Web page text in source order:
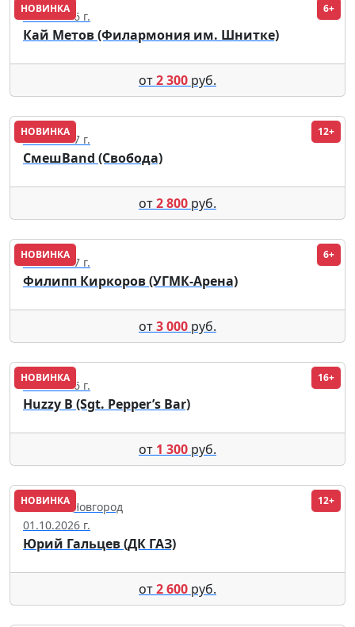
НОВИНКА 6+
12.10.2026 г.
Кай Метов (Филармония им. Шнитке)
от2 300 руб.
НОВИНКА 12+
01.04.2027 г.
СмешBand (Свобода)
от2 800 руб.
НОВИНКА 6+
05.01.2027 г.
Филипп Киркоров (УГМК-Арена)
от3 000 руб.
НОВИНКА 16+
12.09.2026 г.
Huzzy B (Sgt. Pepper’s Bar)
от 1 300 руб.
НОВИНКА 12+
Нижний Новгород
01.10.2026 г.
Юрий Гальцев (ДК ГАЗ)
от2 600 руб.